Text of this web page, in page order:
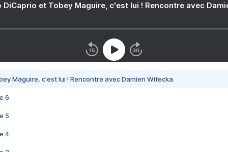
DiCaprio et Tobey Maguire, c'est lui ! Rencontre avec
Maguire, c'est lui ! Rencontre avec Damien Witecka
6
5
4